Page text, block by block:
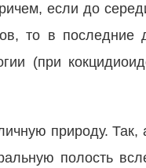
если до
то в последние
(при
при­роду.
полость